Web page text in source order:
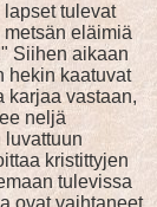
tulevat
eläimiä
Siihen aikaan
hekin kaatuvat
karjaa vastaan,
neljä
luvattuun
kristittyjen
tulevissa
ovat vaihtaneet